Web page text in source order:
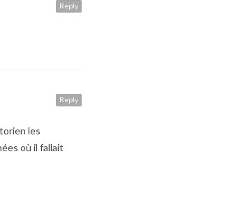
Reply
Reply
les
où il fallait